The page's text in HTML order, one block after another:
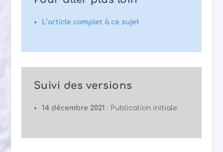
L’article complet à ce sujet
Suivi des versions
14 décembre 2021 : Publication initiale